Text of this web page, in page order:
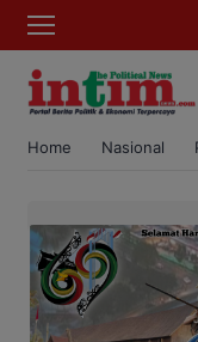
Home Nasional